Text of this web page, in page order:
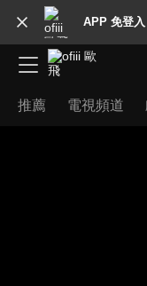
APP 免登
推薦 電視頻道